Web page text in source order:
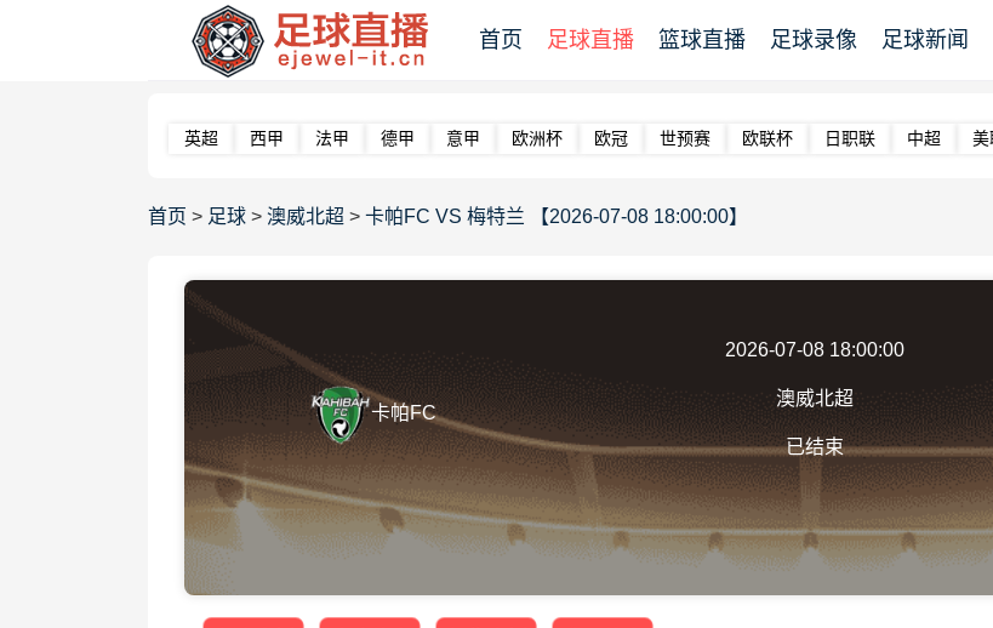
首页 足球直播 篮球直播 足球录像 足球新闻
英超 西甲 法甲 德甲 意甲 欧洲杯 欧冠 世预赛 欧联杯 日职联 中超 美
首页 > 足球 > 澳威北超 > 卡帕FC VS 梅特兰 【2026-07-08 18:00:00】
卡帕FC
2026-07-08 18:00:00
澳威北超
已结束